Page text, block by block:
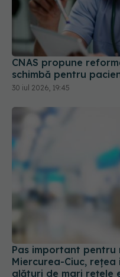
CNAS propune
schimbă pentru
30 iul 2026, 19:45
Pas important pentru
Miercurea-Ciuc,
alături de mari rețele
14 iul 2026, 19:53